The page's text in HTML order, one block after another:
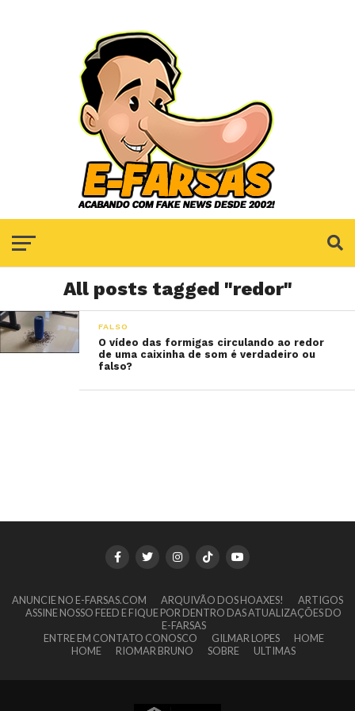
All posts tagged "redor"
FALSO
O vídeo das formigas circulando ao redor
de uma caixinha de som é verdadeiro ou
falso?
ANUNCIE NO E-FARSAS.COM ARQUIVÃO DOS HOAXES!
ARTIGOS
ASSINE NOSSO FEED E FIQUE POR DENTRO DAS ATUALIZAÇÕES DO
E-FARSAS
ENTRE EM CONTATO CONOSCO
GILMAR LOPES
HOME
HOME
RIOMAR BRUNO SOBRE ULTIMAS